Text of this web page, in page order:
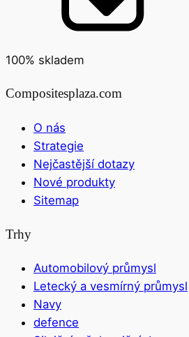
100% skladem
Compositesplaza.com
O nás
Strategie
Nejčastější dotazy
Nové produkty
Sitemap
Trhy
Automobilový průmysl
Letecký a vesmírný průmysl
Navy
defence